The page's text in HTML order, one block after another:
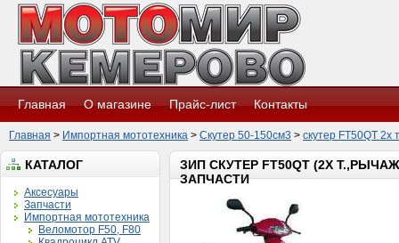
Главная О магазине Прайс-лист Контакты
Главная > Импортная мототехника > Скутер 50-150см3 > скутер FT50QT 2х
КАТАЛОГ
Аксесуары
Запчасти
Импортная мототехника
Веломотор F50, F80
ЗИП СКУТЕР FT50QT (2Х
ЗАПЧАСТИ